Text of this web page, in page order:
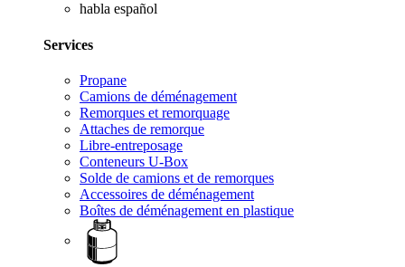
habla español
Services
Propane
Camions de déménagement
Remorques et remorquage
Attaches de remorque
Libre-entreposage
Conteneurs U-Box
Solde de camions et de remorques
Accessoires de déménagement
Boîtes de déménagement en plastique